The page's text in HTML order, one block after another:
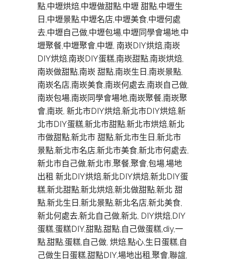
點,中壢烘焙,中壢做甜點,中壢 甜點,中壢生
日,中壢景點,中壢名店,中壢美食,中壢何處
去,中壢自己做,中壢包場,中壢同學會場地,中
壢聚餐,中壢聚會,中壢, 南崁DIY烘焙,南崁
DIY烘焙,南崁DIY蛋糕,南崁甜點,南崁烘焙,
南崁做甜點,南崁 甜點,南崁生日,南崁景點,
南崁名店,南崁美食,南崁何處去,南崁自己做,
南崁包場,南崁同學會場地,南崁聚餐,南崁聚
會,南崁, 新北市DIY烘焙,新北市DIY烘焙,新
北市DIY蛋糕,新北市甜點,新北市烘焙,新北
市做甜點,新北市 甜點,新北市生日,新北市
景點,新北市名店,新北市美食,新北市何處去,
新北市自己做,新北市,聚餐,聚會,包場,場地
出租 新北DIY烘焙,新北DIY烘焙,新北DIY蛋
糕,新北甜點,新北烘焙,新北做甜點,新北 甜
點,新北生日,新北景點,新北名店,新北美食,
新北何處去,新北自己做,新北, DIY烘焙,DIY
蛋糕,蛋糕DIY,甜點,甜點,自己做蛋糕,diy,一
點,甜點,蛋糕,自己做, 烘焙,點心,生日蛋糕,自
己做生日蛋糕,甜點DIY,場地出租,聚會,聯誼,